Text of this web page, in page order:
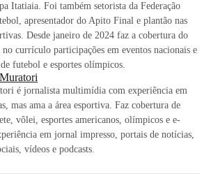
Itatiaia. Foi também setorista da Federação
apresentador do Apito Final e plantão nas
Desde janeiro de 2024 faz a cobertura do
currículo participações em eventos nacionais e
futebol e esportes olímpicos.
é jornalista multimídia com experiência em
mas ama a área esportiva. Faz cobertura de
vôlei, esportes americanos, olímpicos e e-
em jornal impresso, portais de notícias,
vídeos e podcasts.